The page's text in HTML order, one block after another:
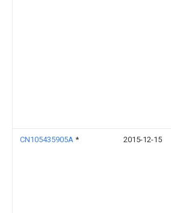
CN105435905A * 2015-12-15